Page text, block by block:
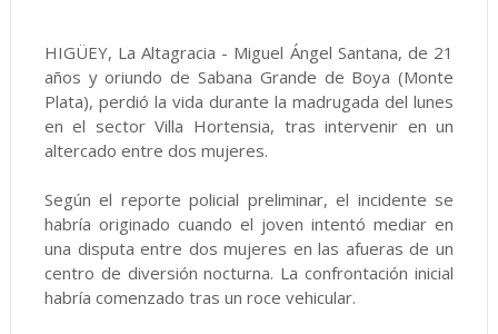
HIGÜEY, La Altagracia - Miguel Ángel Santana, de 21
años y oriundo de Sabana Grande de Boya (Monte
Plata), perdió la vida durante la madrugada del lunes
en el sector Villa Hortensia, tras intervenir en un
altercado entre dos mujeres.
Según el reporte policial preliminar, el incidente se
habría originado cuando el joven intentó mediar en
una disputa entre dos mujeres en las afueras de un
centro de diversión nocturna. La confrontación inicial
habría comenzado tras un roce vehicular.